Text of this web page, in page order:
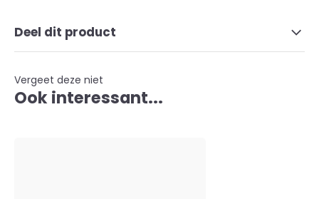
Deel dit product
Vergeet deze niet
Ook interessant...